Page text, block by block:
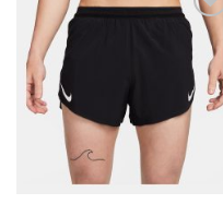
เก็บ
ใน
สินค้า
ที่ชอบ